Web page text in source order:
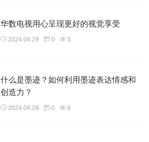
华数电视用心呈现更好的视觉享受
2024.04.29 0 5
什么是墨迹？如何利用墨迹表达情感和
创造力？
2024.04.28 0 6